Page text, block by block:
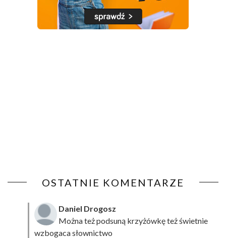
OSTATNIE KOMENTARZE
Daniel Drogosz
Można też podsuną krzyżówkęteż świetnie
wzbogaca słownictwo